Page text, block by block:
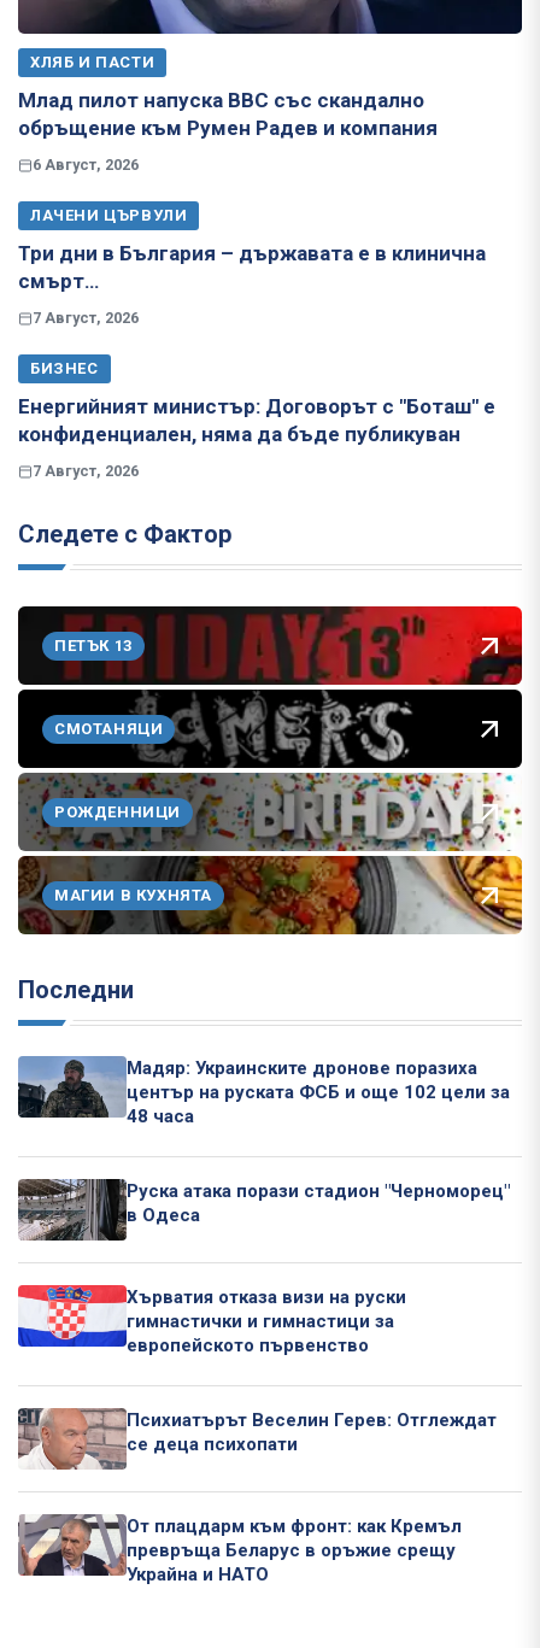
ХЛЯБ И ПАСТИ
Млад пилот напуска ВВС със скандално
обръщение към Румен Радев и компания
6 Август, 2026
ЛАЧЕНИ ЦЪРВУЛИ
Три дни в България – държавата е в клинична
смърт…
7 Август, 2026
БИЗНЕС
Енергийният министър: Договорът с "Боташ" е
конфиденциален, няма да бъде публикуван
7 Август, 2026
Следете с Фактор
ПЕТЪК 13
СМОТАНЯЦИ
РОЖДЕННИЦИ
МАГИИ В КУХНЯТА
Последни
Мадяр: Украинските дронове поразиха
център на руската ФСБ и още 102 цели за
48 часа
Руска атака порази стадион "Черноморец"
в Одеса
Хърватия отказа визи на руски
гимнастички и гимнастици за
европейското първенство
Психиатърът Веселин Герев: Отглеждат
се деца психопати
От плацдарм към фронт: как Кремъл
превръща Беларус в оръжие срещу
Украйна и НАТО